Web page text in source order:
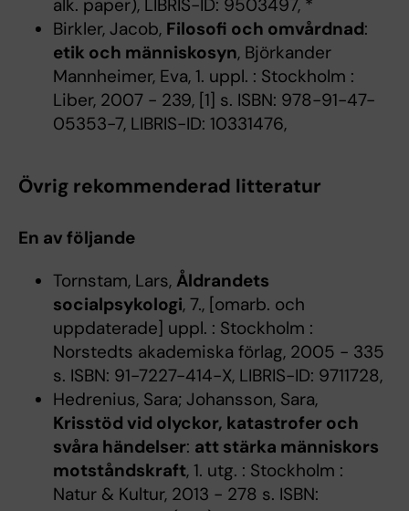
alk. paper), LIBRIS-ID: 9503497, *
Birkler, Jacob, Filosofi och omvårdnad:
etik och människosyn, Björkander
Mannheimer, Eva, 1. uppl. : Stockholm :
Liber, 2007 - 239, [1] s. ISBN: 978-91-47-
05353-7, LIBRIS-ID: 10331476,
Övrig rekommenderad litteratur
En av följande
Tornstam, Lars, Åldrandets
socialpsykologi, 7., [omarb. och
uppdaterade] uppl. : Stockholm :
Norstedts akademiska förlag, 2005 - 335
s. ISBN: 91-7227-414-X, LIBRIS-ID: 9711728,
Hedrenius, Sara; Johansson, Sara,
Krisstöd vid olyckor, katastrofer och
svåra händelser: att stärka människors
motståndskraft, 1. utg. : Stockholm :
Natur & Kultur, 2013 - 278 s. ISBN: